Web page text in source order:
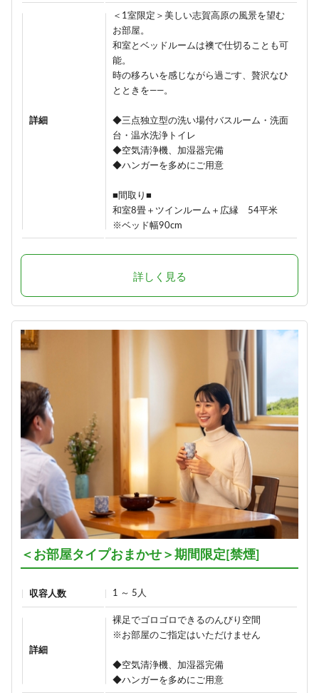
詳細
＜1室限定＞美しい志賀高原の風景を望む
お部屋。
和室とベッドルームは襖で仕切ることも可
能。
時の移ろいを感じながら過ごす、贅沢なひ
とときを――。
◆三点独立型の洗い場付バスルーム・洗面
台・温水洗浄トイレ
◆空気清浄機、加湿器完備
◆ハンガーを多めにご用意
■間取り■
和室8畳＋ツインルーム＋広縁 54平米
※ベッド幅90cm
詳しく見る
＜お部屋タイプおまかせ＞期間限定[禁煙]
収容人数 1 ～ 5人
詳細
裸足でゴロゴロできるのんびり空間
※お部屋のご指定はいただけません
◆空気清浄機、加湿器完備
◆ハンガーを多めにご用意